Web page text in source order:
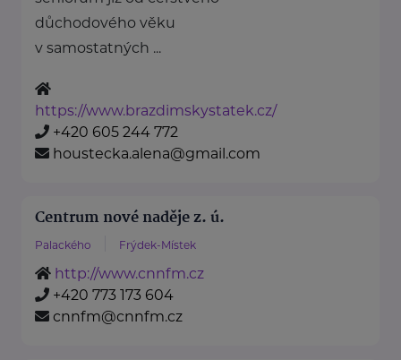
důchodového věku
v samostatných ...
https://www.brazdimskystatek.cz/
+420 605 244 772
houstecka.alena@gmail.com
Centrum nové naděje z. ú.
Palackého Frýdek-Místek
http://www.cnnfm.cz
+420 773 173 604
cnnfm@cnnfm.cz